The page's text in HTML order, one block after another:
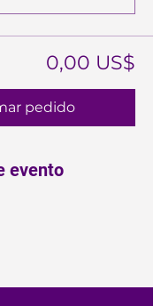
0,00 US$
pedido
evento